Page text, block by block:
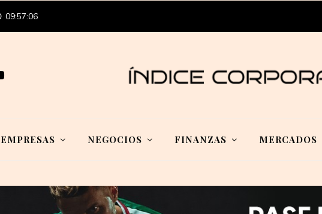
09:57:07
EMPRESAS NEGOCIOS FINANZAS MERCADOS